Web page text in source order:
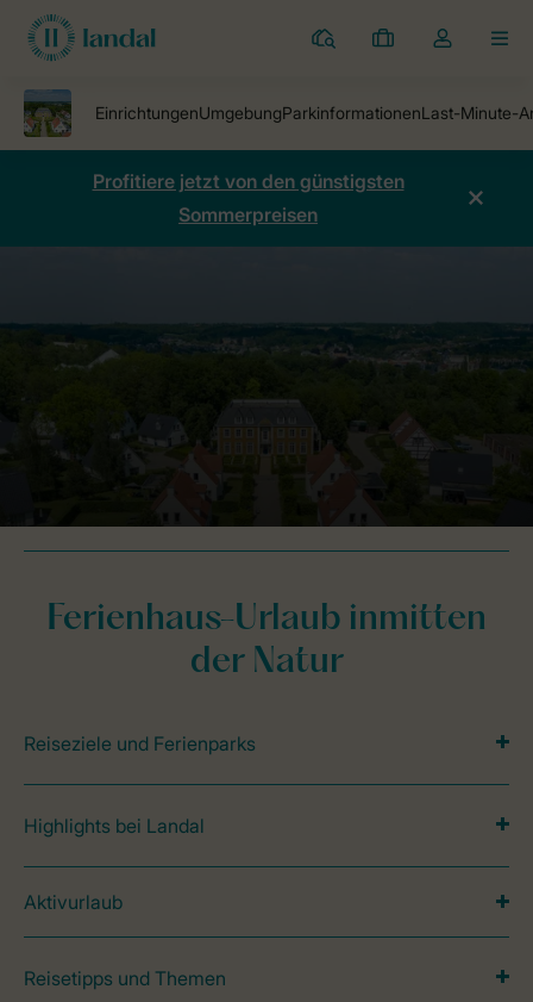
Ferienparks
Meine
Dropdown-
öffnen
Profitiere jetzt von den günstigsten
Sommerpreisen
Ferienhaus-Urlaub inmitten
der Natur
Reiseziele und Ferienparks
Highlights bei Landal
Aktivurlaub
Reisetipps und Themen